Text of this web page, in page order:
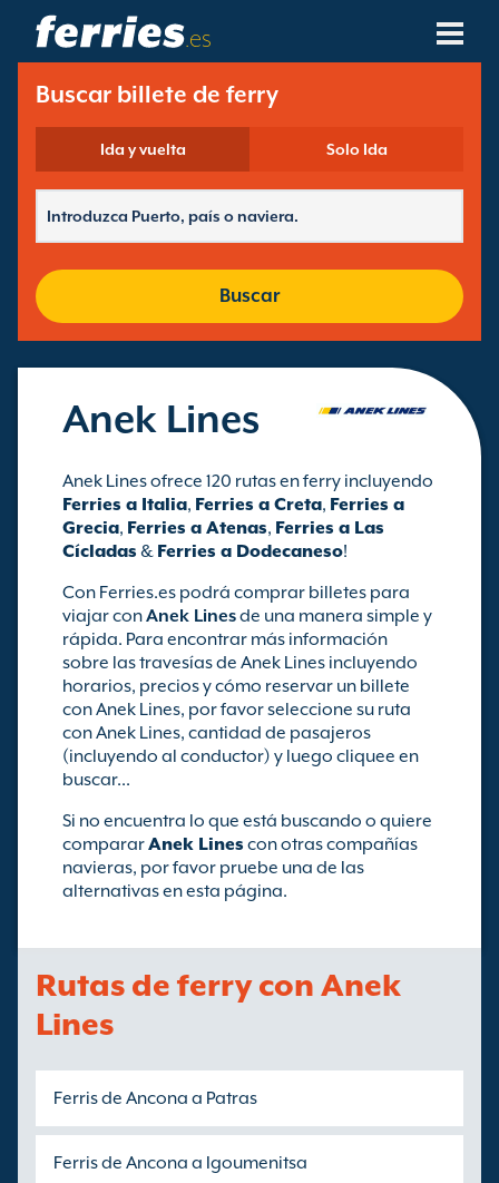
.es
Compañías Navieras
Destinos De Ferries
Rutas De Ferry
Gestión De Reservas
Buscar billete de ferry
Ida y vuelta Solo Ida
Buscar
Anek Lines
Anek Lines ofrece 120 rutas en ferry incluyendo
Ferries a Italia, Ferries a Creta, Ferries a
Grecia, Ferries a Atenas, Ferries a Las
Cícladas & Ferries a Dodecaneso!
Con Ferries.es podrá comprar billetes para
viajar conAnek Linesde una manera simple y
rápida. Para encontrar más información
sobre las travesías de Anek Lines incluyendo
horarios, precios y cómo reservar un billete
con Anek Lines, por favor seleccione su ruta
con Anek Lines, cantidad de pasajeros
(incluyendo al conductor) y luego cliquee en
buscar...
Si no encuentra lo que está buscando o quiere
compararAnek Lines con otras compañías
navieras, por favor pruebe una de las
alternativas en esta página.
Rutas de ferry con Anek
Lines
Ferris de Ancona a Patras
Ferris de Ancona a Igoumenitsa